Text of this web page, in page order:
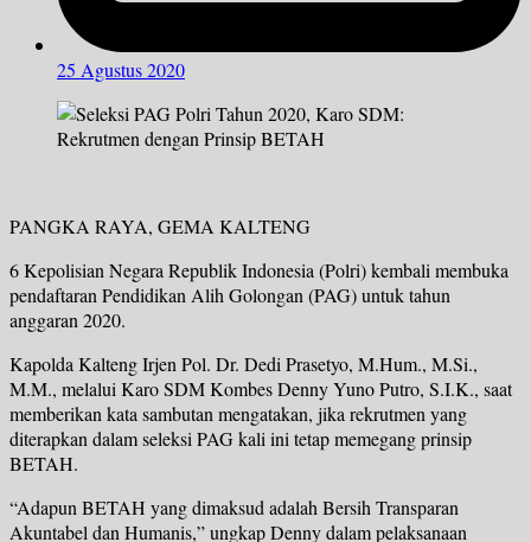
25 Agustus 2020
PANGKA RAYA, GEMA KALTENG
6 Kepolisian Negara Republik Indonesia (Polri) kembali membuka
pendaftaran Pendidikan Alih Golongan (PAG) untuk tahun
anggaran 2020.
Kapolda Kalteng Irjen Pol. Dr. Dedi Prasetyo, M.Hum., M.Si.,
M.M., melalui Karo SDM Kombes Denny Yuno Putro, S.I.K., saat
memberikan kata sambutan mengatakan, jika rekrutmen yang
diterapkan dalam seleksi PAG kali ini tetap memegang prinsip
BETAH.
“Adapun BETAH yang dimaksud adalah Bersih Transparan
Akuntabel dan Humanis,” ungkap Denny dalam pelaksanaan